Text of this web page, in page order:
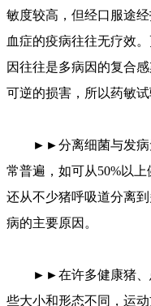
敏度较高，但经口服途
血症的疫病往往无疗效
因往往是多病因的复合
可逆的损害，所以药敏
►►分离细菌与发病无
常普遍，如可从50%以
还从不少猪呼吸道分离
病的主要原因。
►►在许多健康猪、患
些大小和形态不同，运